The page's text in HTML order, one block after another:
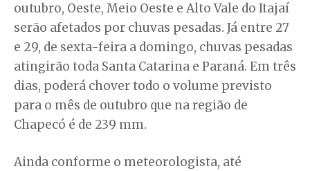
outubro, Oeste, Meio Oeste e Alto Vale do Itajaí
serão afetados por chuvas pesadas. Já entre 27
e 29, de sexta-feira a domingo, chuvas pesadas
atingirão toda Santa Catarina e Paraná. Em três
dias, poderá chover todo o volume previsto
para o mês de outubro que na região de
Chapecó é de 239 mm.
Ainda conforme o meteorologista, até